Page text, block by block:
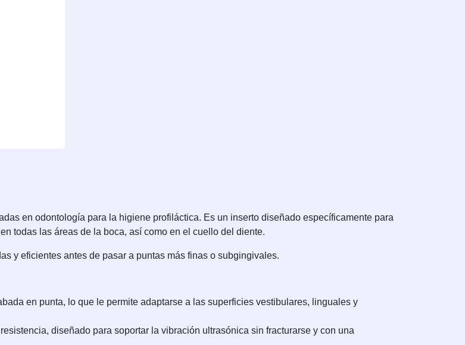
en odontología para la higiene profiláctica. Es un inserto diseñado específicamente para
en todas las áreas de la boca, así como en el cuello del diente.
y eficientes antes de pasar a puntas más finas o subgingivales.
en punta, lo que le permite adaptarse a las superficies vestibulares, linguales y
diseñado para soportar la vibración ultrasónica sin fracturarse y con una